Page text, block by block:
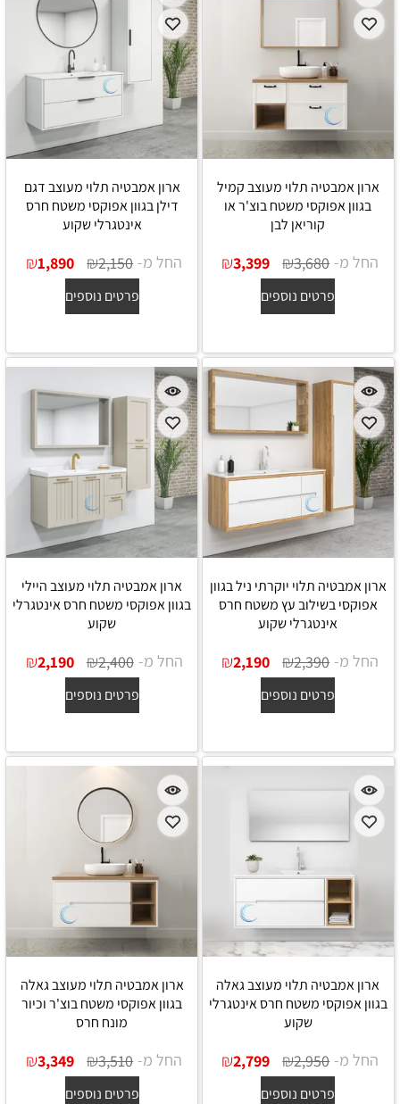
ארון אמבטיה תלוי מעוצב קמיל
בגוון אפוקסי משטח בוצ'ר או
קוריאן לבן
החל מ- ₪3,680
₪3,399
פרטים נוספים
ארון אמבטיה תלוי מעוצב דגם
דילן בגוון אפוקסי משטח חרס
אינטגרלי שקוע
החל מ- ₪2,150
₪1,890
פרטים נוספים
ארון אמבטיה תלוי יוקרתי ניל בגוון
אפוקסי בשילוב עץ משטח חרס
אינטגרלי שקוע
החל מ- ₪2,390
₪2,190
פרטים נוספים
ארון אמבטיה תלוי מעוצב היילי
בגוון אפוקסי משטח חרס אינטגרלי
שקוע
החל מ- ₪2,400
₪2,190
פרטים נוספים
ארון אמבטיה תלוי מעוצב גאלה
בגוון אפוקסי משטח חרס אינטגרלי
שקוע
החל מ- ₪2,950
₪2,799
פרטים נוספים
ארון אמבטיה תלוי מעוצב גאלה
בגוון אפוקסי משטח בוצ'ר וכיור
מונח חרס
החל מ- ₪3,510
₪3,349
פרטים נוספים